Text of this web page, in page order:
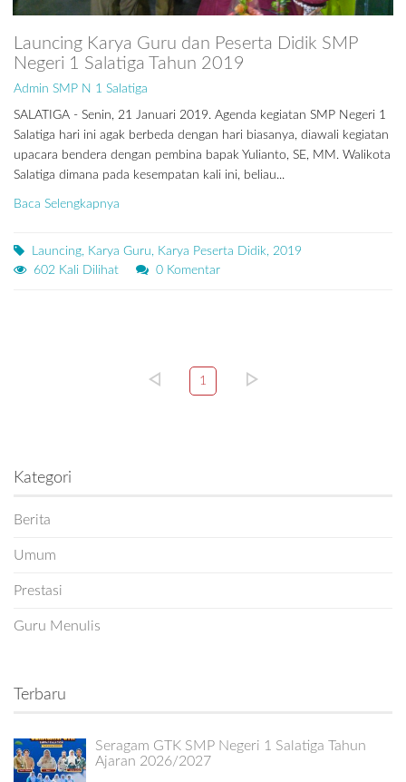
Launcing Karya Guru dan Peserta Didik SMP
Negeri 1 Salatiga Tahun 2019
Admin SMP N 1 Salatiga
SALATIGA - Senin, 21 Januari 2019. Agenda kegiatan SMP Negeri 1
Salatiga hari ini agak berbeda dengan hari biasanya, diawali kegiatan
upacara bendera dengan pembina bapak Yulianto, SE, MM. Walikota
Salatiga dimana pada kesempatan kali ini, beliau...
Baca Selengkapnya
Launcing, Karya Guru, Karya Peserta Didik, 2019
602 Kali Dilihat
0 Komentar
1
Kategori
Berita
Umum
Prestasi
Guru Menulis
Terbaru
Seragam GTK SMP Negeri 1 Salatiga Tahun
Ajaran 2026/2027